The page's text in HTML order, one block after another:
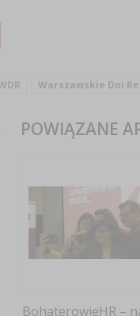
Warszawskie Dni
POWIĄZANE
BohaterowieHR –